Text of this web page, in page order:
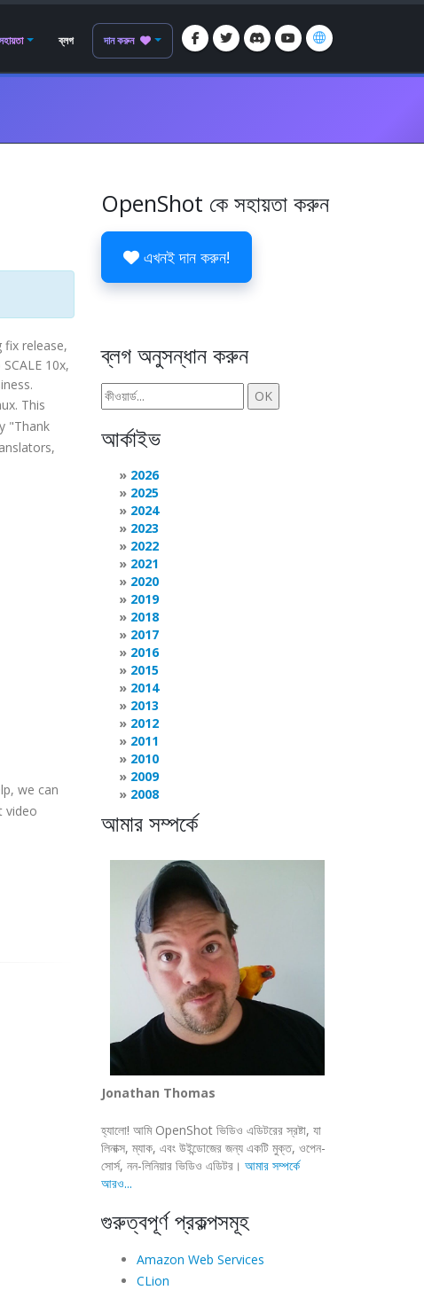
ব্লগ দান করুন
fix release,
10x,
This
"Thank
we can
video
OpenShot কে সহায়তা করুন
এখনই দান করুন!
ব্লগ অনুসন্ধান করুন
আর্কাইভ
2026
2025
2024
2023
2022
2021
2020
2019
2018
2017
2016
2015
2014
2013
2012
2011
2010
2009
2008
আমার সম্পর্কে
Jonathan Thomas
হ্যালো! আমি OpenShot ভিডিও এডিটরের স্রষ্টা, যা
লিনাক্স, ম্যাক, এবং উইন্ডোজের জন্য একটি মুক্ত, ওপেন-
সোর্স, নন-লিনিয়ার ভিডিও এডিটর। আমার সম্পর্কে
আরও...
গুরুত্বপূর্ণ প্রকল্পসমূহ
Amazon Web Services
CLion